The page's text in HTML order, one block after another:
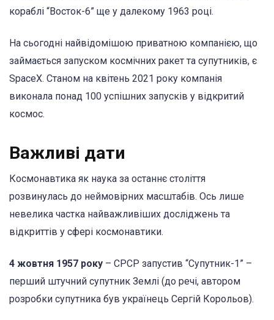
кораблі “Восток-6” ще у далекому 1963 році.
На сьогодні найвідомішою приватною компанією, що
займається запуском космічних ракет та супутників, є
SpaceX. Станом на квітень 2021 року компанія
виконала понад 100 успішних запусків у відкритий
космос.
Важливі дати
Космонавтика як наука за останнє століття
розвинулась до неймовірних масштабів. Ось лише
невелика частка найважливіших досліджень та
відкриттів у сфері космонавтики.
4 жовтня 1957 року – СРСР запустив “Супутник-1” –
перший штучний супутник Землі (до речі, автором
розробки супутника був українець Сергій Корольов).